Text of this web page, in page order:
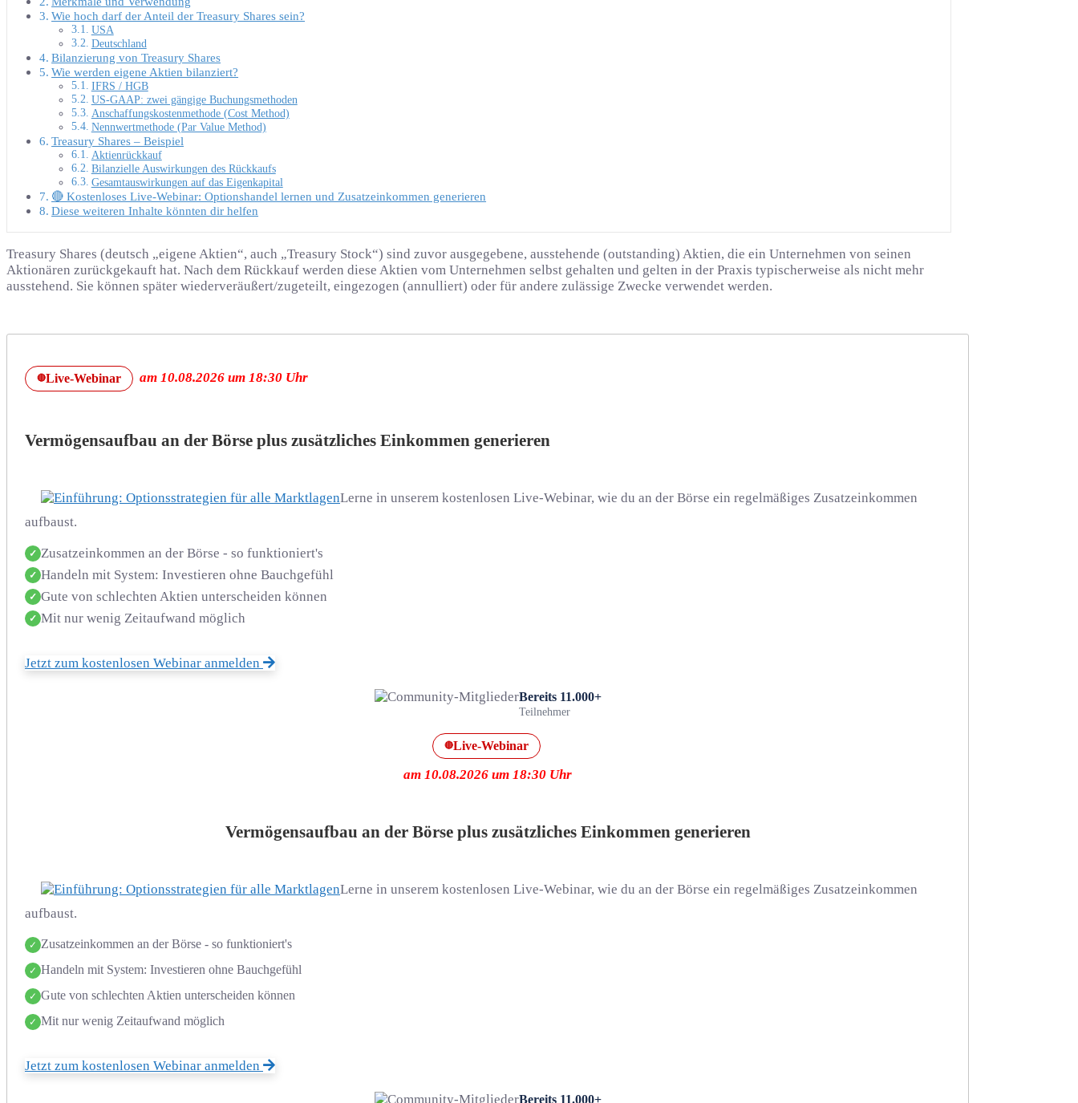
Wie hoch darf der Anteil der Treasury Shares sein?
USA
Deutschland
Bilanzierung von Treasury Shares
Wie werden eigene Aktien bilanziert?
IFRS / HGB
US-GAAP: zwei gängige Buchungsmethoden
Anschaffungskostenmethode (Cost Method)
Nennwertmethode (Par Value Method)
Treasury Shares – Beispiel
Aktienrückkauf
Bilanzielle Auswirkungen des Rückkaufs
Gesamtauswirkungen auf das Eigenkapital
🔴 Kostenloses Live-Webinar: Optionshandel lernen und Zusatzeinkommen generieren
Diese weiteren Inhalte könnten dir helfen
Treasury Shares (deutsch „eigene Aktien“, auch „Treasury Stock“) sind zuvor ausgegebene, ausstehende (outstanding) Aktien, die ein Unternehmen von seinen
Aktionären zurückgekauft hat. Nach dem Rückkauf werden diese Aktien vom Unternehmen selbst gehalten und gelten in der Praxis typischerweise als nicht mehr
ausstehend. Sie können später wiederveräußert/zugeteilt, eingezogen (annulliert) oder für andere zulässige Zwecke verwendet werden.
🔴Live-Webinar am 10.08.2026 um 18:30 Uhr
Vermögensaufbau an der Börse plus zusätzliches Einkommen generieren
Lerne in unserem kostenlosen Live-Webinar, wie du an der Börse ein regelmäßiges Zusatzeinkommen
aufbaust.
✓ Zusatzeinkommen an der Börse - so funktioniert's
✓ Handeln mit System: Investieren ohne Bauchgefühl
✓ Gute von schlechten Aktien unterscheiden können
✓ Mit nur wenig Zeitaufwand möglich
Jetzt zum kostenlosen Webinar anmelden
Bereits 11.000+
Teilnehmer
🔴Live-Webinar
am 10.08.2026 um 18:30 Uhr
Vermögensaufbau an der Börse plus zusätzliches Einkommen generieren
Lerne in unserem kostenlosen Live-Webinar, wie du an der Börse ein regelmäßiges Zusatzeinkommen
aufbaust.
✓ Zusatzeinkommen an der Börse - so funktioniert's
✓ Handeln mit System: Investieren ohne Bauchgefühl
✓ Gute von schlechten Aktien unterscheiden können
✓ Mit nur wenig Zeitaufwand möglich
Jetzt zum kostenlosen Webinar anmelden
Bereits 11.000+